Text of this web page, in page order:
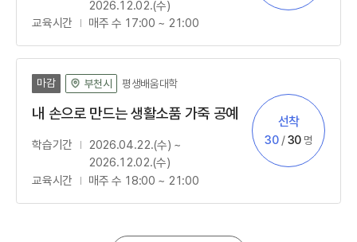
2026.12.02.(수)
교육시간
매주 수 17:00 ~ 21:00
마감 부천시 평생배움대학
내 손으로 만드는 생활소품 가죽 공예
학습기간
2026.04.22.(수) ~
2026.12.02.(수)
교육시간
매주 수 18:00 ~ 21:00
모집방법
선착
신청
30 /정원
30 명